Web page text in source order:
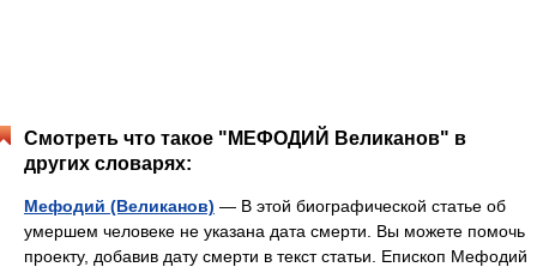
Смотреть что такое "МЕФОДИЙ Великанов" в
других словарях:
Мефодий (Великанов) — В этой биографической статье об
умершем человеке не указана дата смерти. Вы можете помочь
проекту, добавив дату смерти в текст статьи. Епископ Мефодий